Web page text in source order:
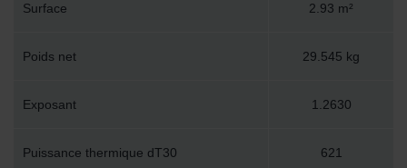
Surface 2.93 m²
Poids net 29.545 kg
Exposant 1.2630
Puissance thermique dT30 621